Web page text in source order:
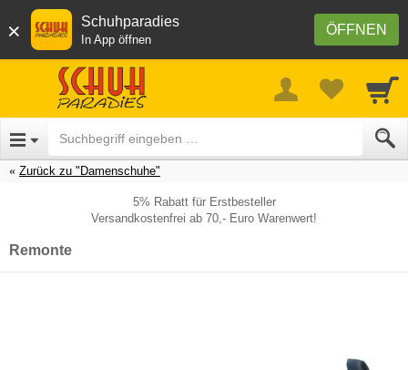
× ÖFFNEN
Schuhparadies
In App öffnen
Zurück zu "Damenschuhe"
5% Rabatt für Erstbesteller
Versandkostenfrei ab 70,- Euro Warenwert!
Remonte